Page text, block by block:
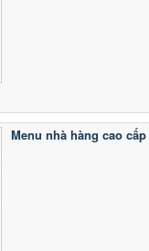
Menu nhà hàng cao cấp